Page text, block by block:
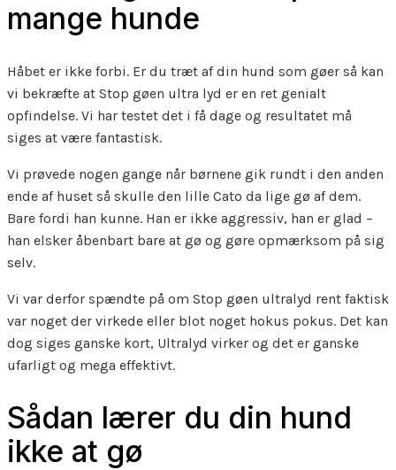
mange hunde
Håbet er ikke forbi. Er du træt af din hund som gøer så kan
vi bekræfte at Stop gøen ultra lyd er en ret genialt
opfindelse. Vi har testet det i få dage og resultatet må
siges at være fantastisk.
Vi prøvede nogen gange når børnene gik rundt i den anden
ende af huset så skulle den lille Cato da lige gø af dem.
Bare fordi han kunne. Han er ikke aggressiv, han er glad –
han elsker åbenbart bare at gø og gøre opmærksom på sig
selv.
Vi var derfor spændte på om Stop gøen ultralyd rent faktisk
var noget der virkede eller blot noget hokus pokus. Det kan
dog siges ganske kort, Ultralyd virker og det er ganske
ufarligt og mega effektivt.
Sådan lærer du din hund
ikke at gø